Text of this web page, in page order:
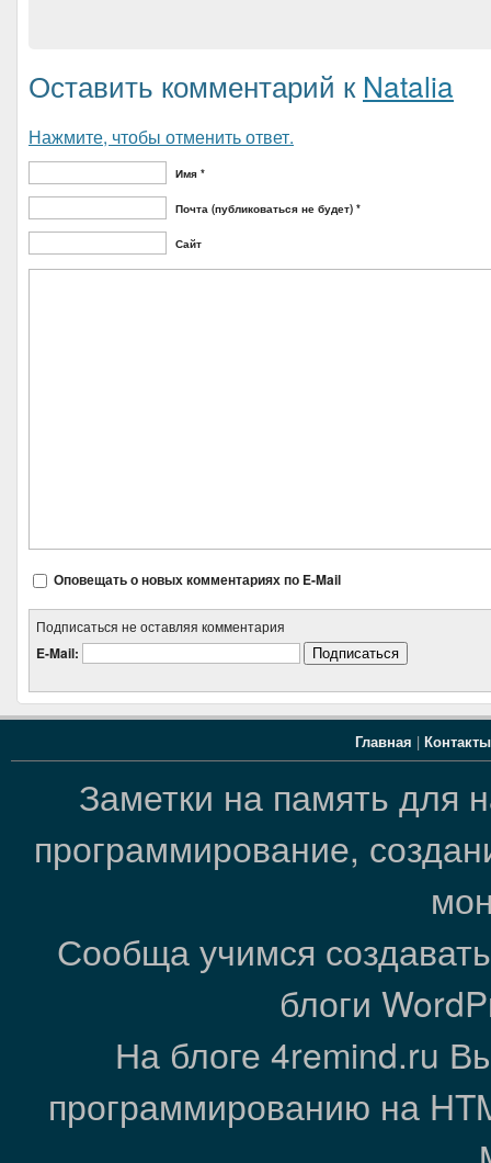
Оставить комментарий к Natalia
Нажмите, чтобы отменить ответ.
Имя *
Почта (публиковаться не будет) *
Сайт
Оповещать о новых комментариях по E-Mail
Подписаться не оставляя комментария
E-Mail:
Главная | Контакты
Заметки на память для
программирование,
Сообща учимся
блоги
На блоге 4remind.ru
программированию на